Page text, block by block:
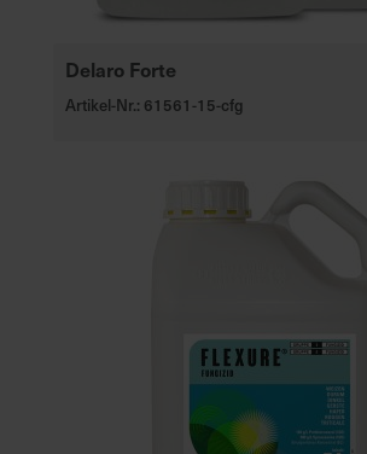
Delaro Forte
Artikel-Nr.: 61561-15-cfg